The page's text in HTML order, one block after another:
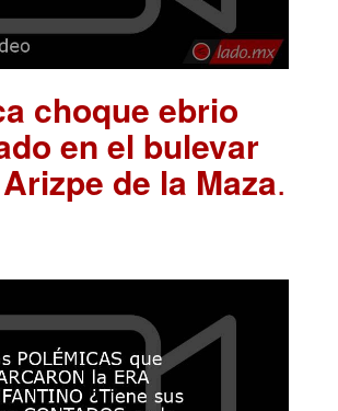
choque ebrio
en el bulevar
de la Maza.